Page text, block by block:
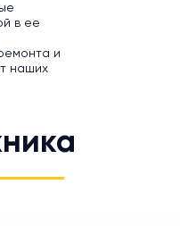
в ее
и
наших